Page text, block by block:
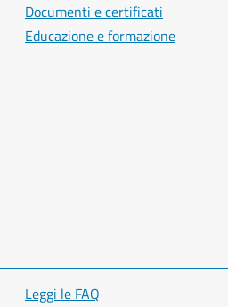
Documenti e certificati
Educazione e formazione
Leggi le FAQ